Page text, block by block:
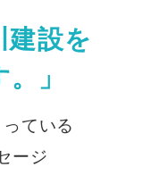
建設を
」
ている
ージ